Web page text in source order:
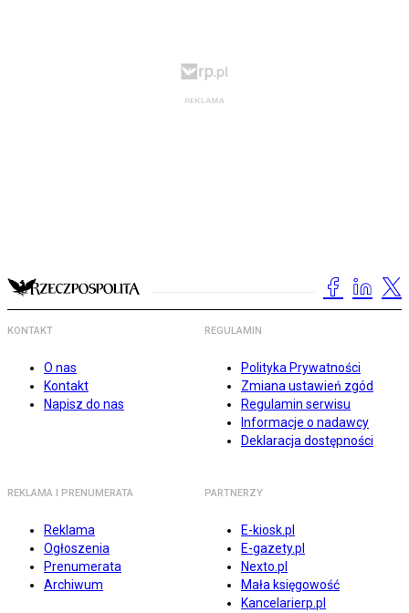
KONTAKT
O nas
Kontakt
Napisz do nas
REGULAMIN
Polityka Prywatności
Zmiana ustawień zgód
Regulamin serwisu
Informacje o nadawcy
Deklaracja dostępności
REKLAMA I PRENUMERATA
Reklama
Ogłoszenia
Prenumerata
Archiwum
PARTNERZY
E-kiosk.pl
E-gazety.pl
Nexto.pl
Mała księgowość
Kancelarierp.pl